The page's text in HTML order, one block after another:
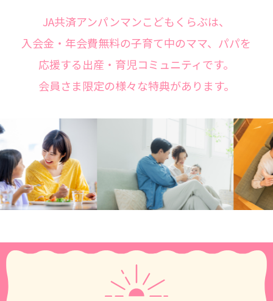
JA共済アンパンマンこどもくらぶは、
入会金・年会費無料の子育て中のママ、パパを
応援する出産・育児コミュニティです。
会員さま限定の様々な特典があります。